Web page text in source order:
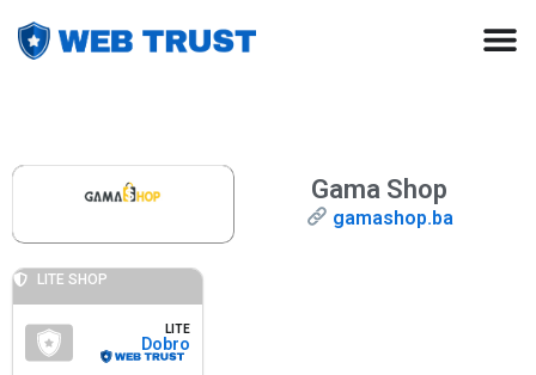
Gama Shop
gamashop.ba
LITE SHOP
LITE
Dobro